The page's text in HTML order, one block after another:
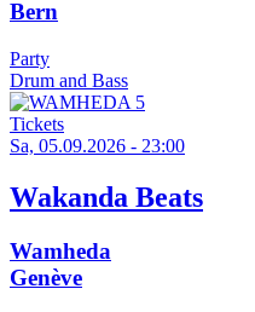
Bern
Party
Drum and Bass
Tickets
Sa, 05.09.2026 - 23:00
Wakanda Beats
Wamheda
Genève